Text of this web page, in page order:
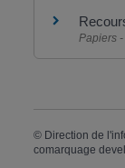
Papiers
© Direction de
comarquage